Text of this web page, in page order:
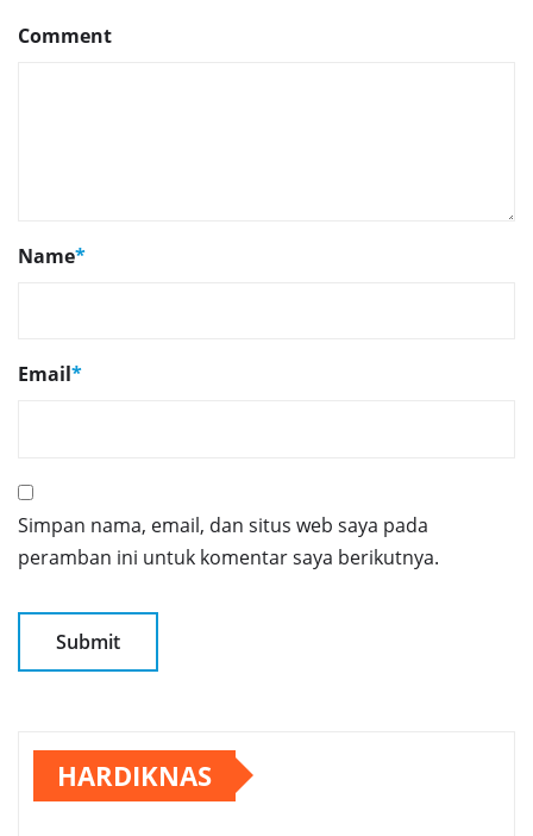
Comment
Name*
Email*
Simpan nama, email, dan situs web saya pada
peramban ini untuk komentar saya berikutnya.
HARDIKNAS